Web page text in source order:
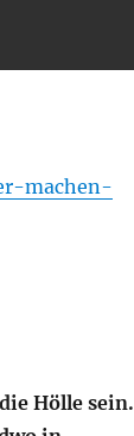
machen-
Hölle sein.